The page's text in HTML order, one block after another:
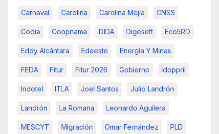
Carnaval Carolina Carolina Mejía CNSS
Codia Coopnama DIDA Digesett Eco5RD
Eddy Alcántara Edeeste Energía Y Minas
FEDA Fitur Fitur 2026 Gobierno Idoppril
Indotel ITLA Joel Santos Julio Landrón
Landrón La Romana Leonardo Aguilera
MESCYT Migración Omar Fernández PLD